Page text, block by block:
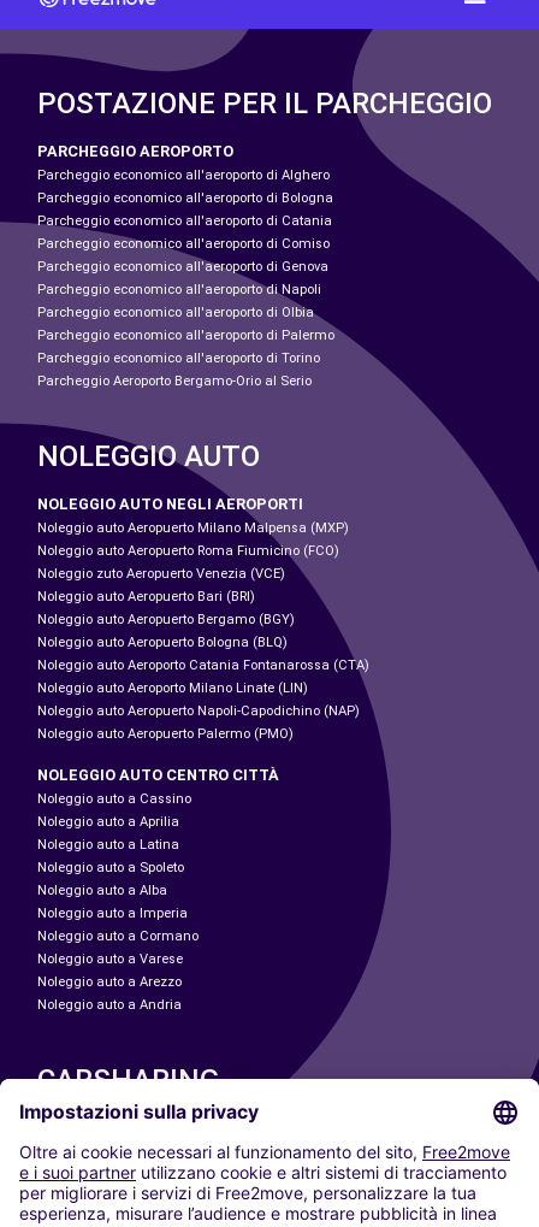
POSTAZIONE PER IL PARCHEGGIO
PARCHEGGIO AEROPORTO
Parcheggio economico all'aeroporto di Alghero
Parcheggio economico all'aeroporto di Bologna
Parcheggio economico all'aeroporto di Catania
Parcheggio economico all'aeroporto di Comiso
Parcheggio economico all'aeroporto di Genova
Parcheggio economico all'aeroporto di Napoli
Parcheggio economico all'aeroporto di Olbia
Parcheggio economico all'aeroporto di Palermo
Parcheggio economico all'aeroporto di Torino
Parcheggio Aeroporto Bergamo-Orio al Serio
NOLEGGIO AUTO
NOLEGGIO AUTO NEGLI AEROPORTI
Noleggio auto Aeropuerto Milano Malpensa (MXP)
Noleggio auto Aeropuerto Roma Fiumicino (FCO)
Noleggio zuto Aeropuerto Venezia (VCE)
Noleggio auto Aeropuerto Bari (BRI)
Noleggio auto Aeropuerto Bergamo (BGY)
Noleggio auto Aeropuerto Bologna (BLQ)
Noleggio auto Aeroporto Catania Fontanarossa (CTA)
Noleggio auto Aeroporto Milano Linate (LIN)
Noleggio auto Aeropuerto Napoli-Capodichino (NAP)
Noleggio auto Aeropuerto Palermo (PMO)
NOLEGGIO AUTO CENTRO CITTÀ
Noleggio auto a Cassino
Noleggio auto a Aprilia
Noleggio auto a Latina
Noleggio auto a Spoleto
Noleggio auto a Alba
Noleggio auto a Imperia
Noleggio auto a Cormano
Noleggio auto a Varese
Noleggio auto a Arezzo
Noleggio auto a Andria
CARSHARING
LE NOSTRE CITTÀ
Paris
Madrid
Washington DC
Milano